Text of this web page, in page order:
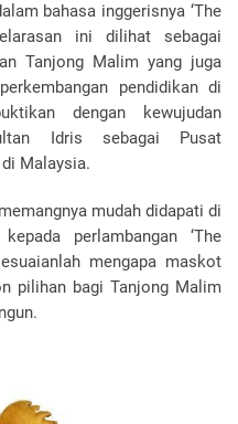
bahasa inggerisnya ‘The
ini dilihat sebagai
Tanjong Malim yang juga
pendidikan di
dengan kewujudan
Idris sebagai Pusat
Malaysia.
mudah didapati di
perlambangan ‘The
mengapa maskot
pilihan bagi Tanjong Malim